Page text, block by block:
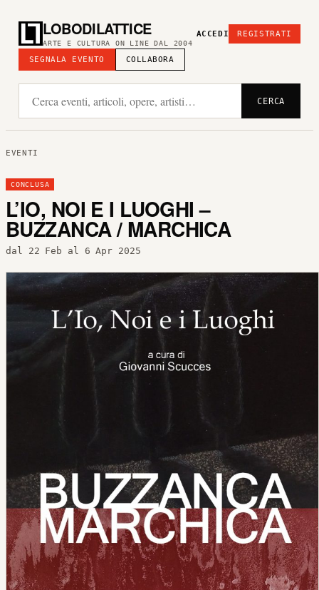
LOBODILATTICE
ARTE E CULTURA ON LINE DAL 2004
SEGNALA EVENTO COLLABORA
ACCEDI REGISTRATI
CERCA
EVENTI
CONCLUSA
L’IO, NOI E I LUOGHI –
BUZZANCA / MARCHICA
dal 22 Feb al 6 Apr 2025